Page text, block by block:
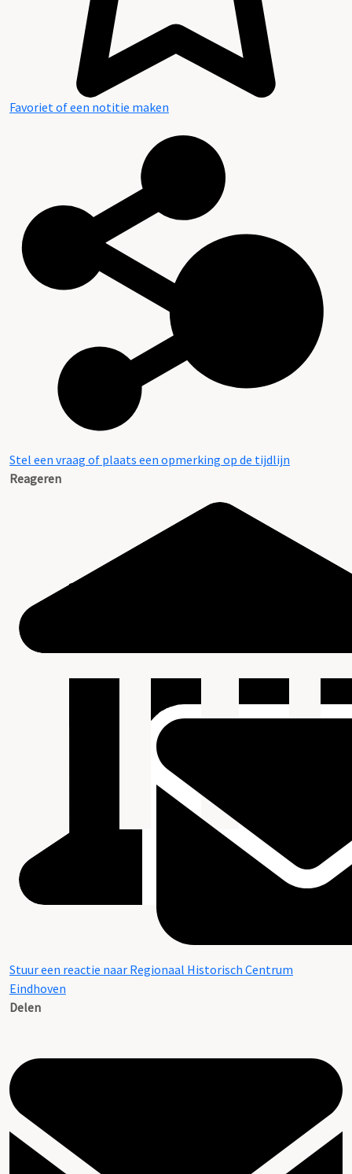
Favoriet of een notitie maken
Stel een vraag of plaats een opmerking op de tijdlijn
Reageren
Stuur een reactie naar Regionaal Historisch Centrum
Eindhoven
Delen